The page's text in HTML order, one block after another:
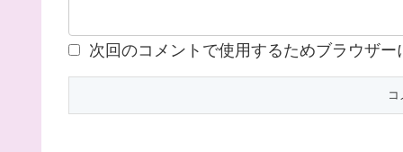
次回のコメントで使用するためブラウザ